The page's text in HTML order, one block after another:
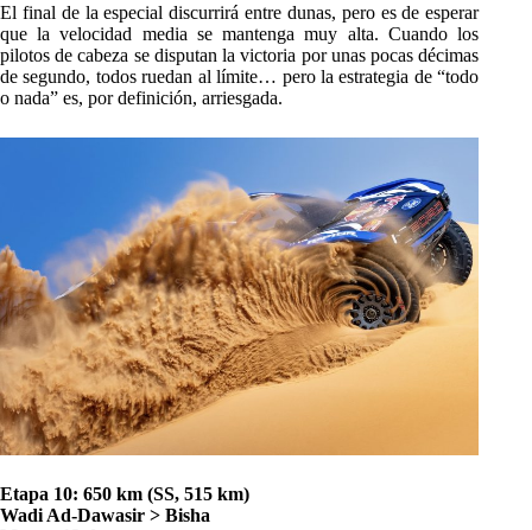
El final de la especial discurrirá entre dunas, pero es de esperar
que la velocidad media se mantenga muy alta. Cuando los
pilotos de cabeza se disputan la victoria por unas pocas décimas
de segundo, todos ruedan al límite… pero la estrategia de “todo
o nada” es, por definición, arriesgada.
Etapa 10: 650 km (SS, 515 km)
Wadi Ad-Dawasir > Bisha